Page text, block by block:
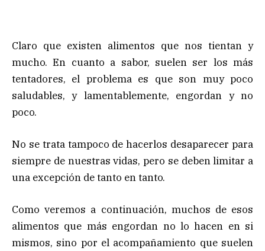
Claro que existen alimentos que nos tientan y
mucho. En cuanto a sabor, suelen ser los más
tentadores, el problema es que son muy poco
saludables, y lamentablemente, engordan y no
poco.
No se trata tampoco de hacerlos desaparecer para
siempre de nuestras vidas, pero se deben limitar a
una excepción de tanto en tanto.
Como veremos a continuación, muchos de esos
alimentos que más engordan no lo hacen en si
mismos, sino por el acompañamiento que suelen